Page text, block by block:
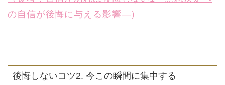
の自信が後悔に与える影響―）
後悔しないコツ2. 今この瞬間に集中する